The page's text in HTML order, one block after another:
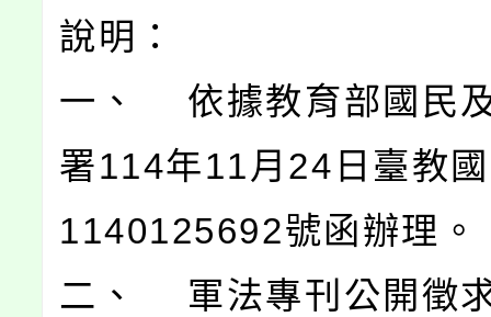
說明：
一、 依據教育部國民
署114年11月24日臺教
1140125692號函辦理。
二、 軍法專刊公開徵